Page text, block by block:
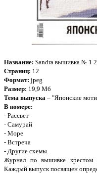
Название: Sandra вышивка № 1
Страниц: 12
Формат: jpeg
Размер: 19,9 Мб
Тема выпуска – "Японские
В номере:
- Рассвет
- Самурай
- Море
- Встреча
- Другие схемы.
Журнал по вышивке крестом
Каждый выпуск посвящен